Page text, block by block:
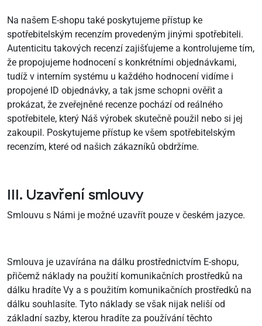
Na našem E-shopu také poskytujeme přístup ke
spotřebitelským recenzím provedeným jinými spotřebiteli.
Autenticitu takových recenzí zajišťujeme a kontrolujeme tím,
že propojujeme hodnocení s konkrétními objednávkami,
tudíž v interním systému u každého hodnocení vidíme i
propojené ID objednávky, a tak jsme schopni ověřit a
prokázat, že zveřejněné recenze pochází od reálného
spotřebitele, který Náš výrobek skutečně použil nebo si jej
zakoupil. Poskytujeme přístup ke všem spotřebitelským
recenzím, které od našich zákazníků obdržíme.
III. Uzavření smlouvy
Smlouvu s Námi je možné uzavřít pouze v českém jazyce.
Smlouva je uzavírána na dálku prostřednictvím E-shopu,
přičemž náklady na použití komunikačních prostředků na
dálku hradíte Vy a s použitím komunikačních prostředků na
dálku souhlasíte. Tyto náklady se však nijak neliší od
základní sazby, kterou hradíte za používání těchto